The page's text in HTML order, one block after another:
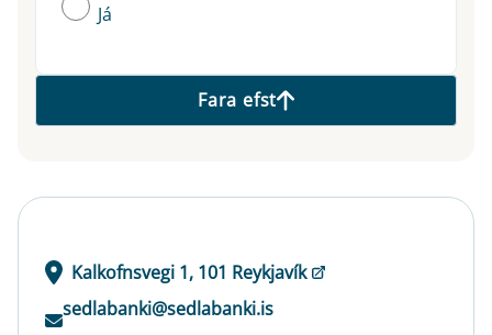
Já
Fara efst
Kalkofnsvegi 1, 101 Reykjavík
sedlabanki@sedlabanki.is